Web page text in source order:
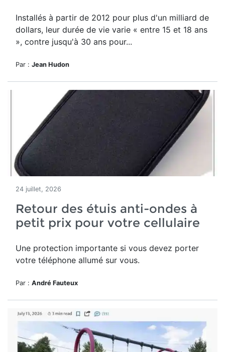
Installés à partir de 2012 pour plus d'un milliard de
dollars, leur durée de vie varie « entre 15 et 18 ans
», contre jusqu'à 30 ans pour...
Par : Jean Hudon
24 juillet, 2026
Retour des étuis anti-ondes à
petit prix pour votre cellulaire
Une protection importante si vous devez porter
votre téléphone allumé sur vous.
Par : André Fauteux